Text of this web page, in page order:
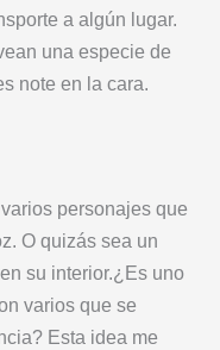
a algún lugar.
una especie de
note en la cara.
personajes que
O quizás sea un
su interior.¿Es uno
varios que se
Esta idea me